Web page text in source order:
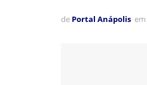
de Portal Anápolis em